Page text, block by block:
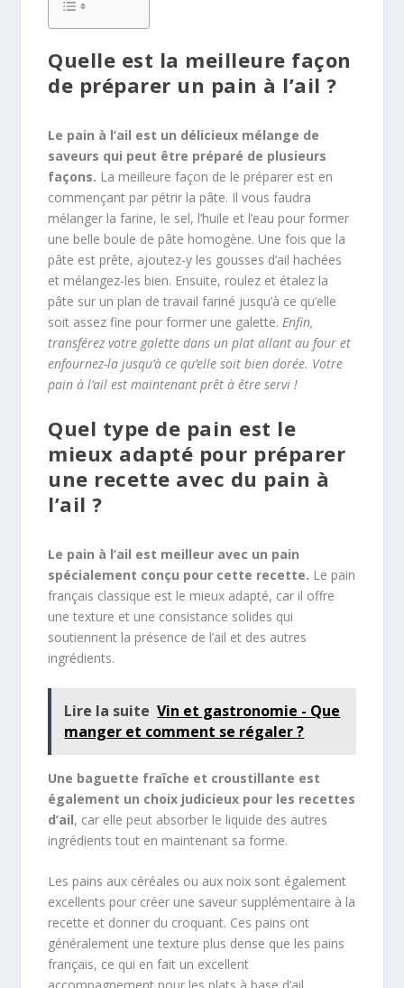
Quelle est la meilleure façon
de préparer un pain à l’ail ?
Le pain à l’ail est un délicieux mélange de
saveurs qui peut être préparé de plusieurs
façons. La meilleure façon de le préparer est en
commençant par pétrir la pâte. Il vous faudra
mélanger la farine, le sel, l’huile et l’eau pour former
une belle boule de pâte homogène. Une fois que la
pâte est prête, ajoutez-y les gousses d’ail hachées
et mélangez-les bien. Ensuite, roulez et étalez la
pâte sur un plan de travail fariné jusqu’à ce qu’elle
soit assez fine pour former une galette.Enfin,
transférez votre galette dans un plat allant au four et
enfournez-la jusqu’à ce qu’elle soit bien dorée. Votre
pain à l’ail est maintenant prêt à être servi !
Quel type de pain est le
mieux adapté pour préparer
une recette avec du pain à
l’ail ?
Le pain à l’ail est meilleur avec un pain
spécialement conçu pour cette recette. Le pain
français classique est le mieux adapté, car il offre
une texture et une consistance solides qui
soutiennent la présence de l’ail et des autres
ingrédients.
Lire la suite Vin et gastronomie - Que
manger et comment se régaler ?
Une baguette fraîche et croustillante est
également un choix judicieux pour les recettes
d’ail, car elle peut absorber le liquide des autres
ingrédients tout en maintenant sa forme.
Les pains aux céréales ou aux noix sont également
excellents pour créer une saveur supplémentaire à la
recette et donner du croquant. Ces pains ont
généralement une texture plus dense que les pains
français, ce qui en fait un excellent